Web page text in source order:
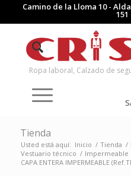
Camino de la Lloma 10 -
151
Ropa laboral, Calzado de
Tienda
Usted está aquí: Inicio / Tienda /
Vestuario técnico / Impermeable
CAPA ENTERA IMPERMEABLE